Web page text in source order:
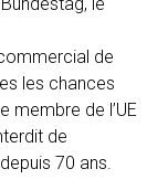
le
de
les chances
membre de l’UE
de
70 ans.